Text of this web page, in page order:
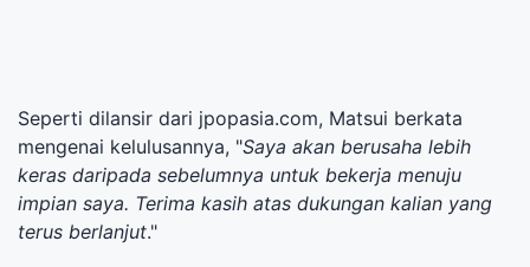
Seperti dilansir dari jpopasia.com, Matsui berkata
mengenai kelulusannya, "Saya akan berusaha lebih
keras daripada sebelumnya untuk bekerja menuju
impian saya. Terima kasih atas dukungan kalian yang
terus berlanjut."